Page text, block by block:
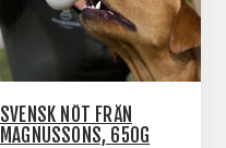
SVENSK NÖT FRÅN
MAGNUSSONS, 650G